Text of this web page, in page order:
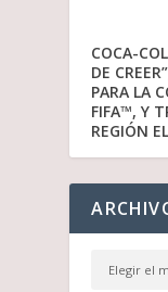
COCA-
DE
PARA LA
FIFA™, Y
REGIÓN